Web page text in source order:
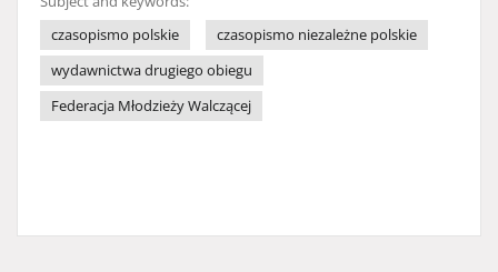
czasopismo polskie
czasopismo niezależne polskie
wydawnictwa drugiego obiegu
Federacja Młodzieży Walczącej